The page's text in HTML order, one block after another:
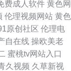
费成人软件 黄色网
伦理视频网站 黄色
原创社区 伦理电
自在线 操欧美老
蜜桃tv网站入口
久视频 久草新视